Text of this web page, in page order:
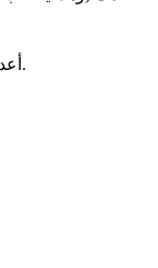
أعد تشغيل الكمبيوتر ليصبح ساري المفعول.